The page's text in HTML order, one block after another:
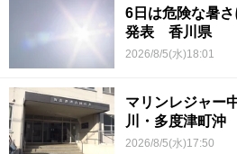
6日は危険な暑
発表 香川県
2026/8/5(水)18:01
マリンレジャー
川・多度津町沖
2026/8/5(水)17:50